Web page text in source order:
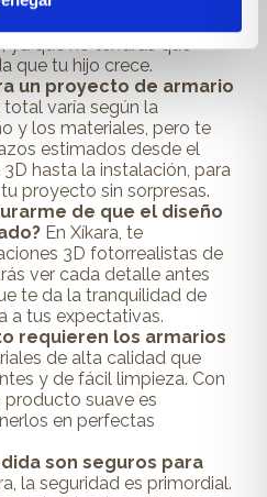
ya que no tendrás que
que tu hijo crece.
un proyecto de armario
varía según la
y los materiales, pero te
estimados desde el
hasta la instalación, para
proyecto sin sorpresas.
de que el diseño
En Xíkara, te
3D fotorrealistas de
ver cada detalle antes
te da la tranquilidad de
a tus expectativas.
requieren los armarios
de alta calidad que
y de fácil limpieza. Con
suave es
en perfectas
son seguros para
la seguridad es primordial.